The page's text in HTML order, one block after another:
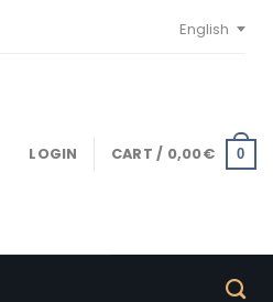
English
LOGIN CART / 0,00€ 0